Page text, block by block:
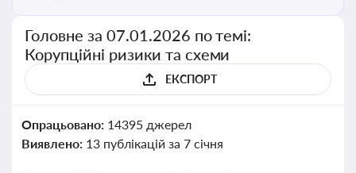
Головне за 07.01.2026 по темі:
Корупційні ризики та схеми
ЕКСПОРТ
Опрацьовано: 14395 джерел
Виявлено: 13 публікацій за 7 січня